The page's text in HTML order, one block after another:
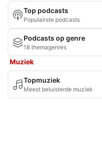
Top podcasts
Populairste podcasts
Podcasts op genre
18 themagenres
Muziek
Topmuziek
Meest beluisterde muziek